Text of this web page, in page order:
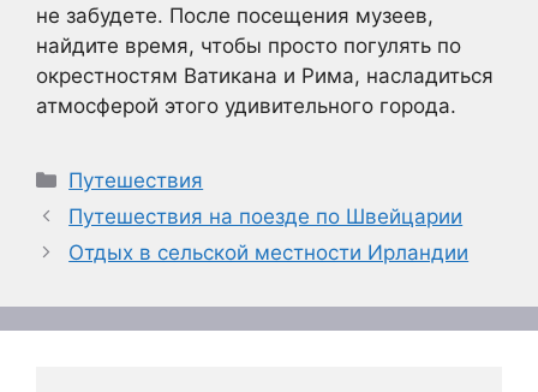
не забудете. После посещения музеев,
найдите время, чтобы просто погулять по
окрестностям Ватикана и Рима, насладиться
атмосферой этого удивительного города.
Рубрики
Путешествия
Путешествия на поезде по Швейцарии
Отдых в сельской местности Ирландии